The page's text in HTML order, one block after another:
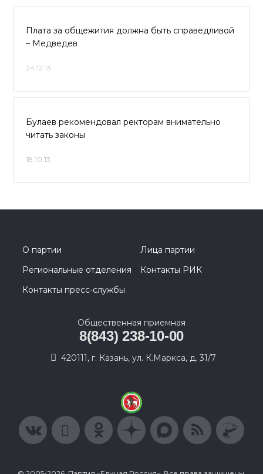
Плата за общежития должна быть справедливой
– Медведев
24.12.13
Булаев рекомендовал ректорам внимательно
читать законы
18.10.13
О партии
Лица партии
Региональные отделения
Контакты РИК
Контакты пресс-службы
Общественная приемная
8(843) 238-10-00
420111, г. Казань, ул. К.Маркса, д. 31/7